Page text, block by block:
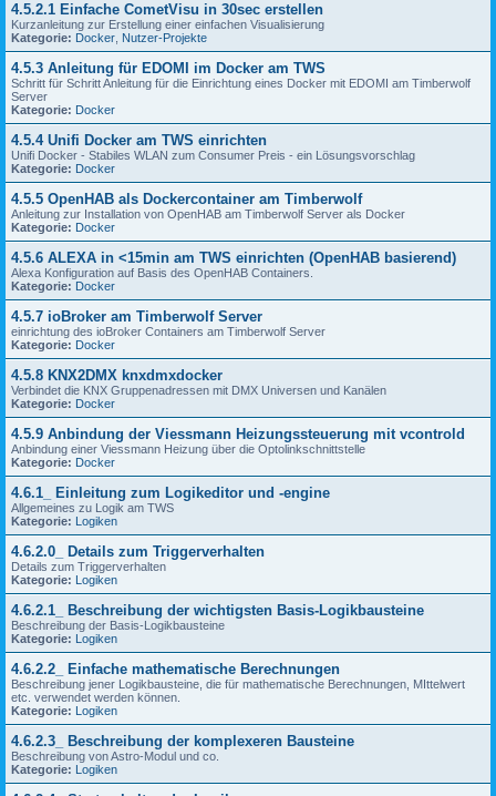
4.5.2.1 Einfache CometVisu in 30sec erstellen
Kurzanleitung zur Erstellung einer einfachen Visualisierung
Kategorie: Docker Nutzer-Projekte
4.5.3 Anleitung für EDOMI im Docker am TWS
Schritt für Schritt Anleitung für die Einrichtung eines Docker mit EDOMI am Timberwolf
Server
Kategorie: Docker
4.5.4 Unifi Docker am TWS einrichten
Unifi Docker - Stabiles WLAN zum Consumer Preis - ein Lösungsvorschlag
Kategorie: Docker
4.5.5 OpenHAB als Dockercontainer am Timberwolf
Anleitung zur Installation von OpenHAB am Timberwolf Server als Docker
Kategorie: Docker
4.5.6 ALEXA in <15min am TWS einrichten (OpenHAB basierend)
Alexa Konfiguration auf Basis des OpenHAB Containers.
Kategorie: Docker
4.5.7 ioBroker am Timberwolf Server
einrichtung des ioBroker Containers am Timberwolf Server
Kategorie: Docker
4.5.8 KNX2DMX knxdmxdocker
Verbindet die KNX Gruppenadressen mit DMX Universen und Kanälen
Kategorie: Docker
4.5.9 Anbindung der Viessmann Heizungssteuerung mit vcontrold
Anbindung einer Viessmann Heizung über die Optolinkschnittstelle
Kategorie: Docker
4.6.1_ Einleitung zum Logikeditor und -engine
Allgemeines zu Logik am TWS
Kategorie: Logiken
4.6.2.0_ Details zum Triggerverhalten
Details zum Triggerverhalten
Kategorie: Logiken
4.6.2.1_ Beschreibung der wichtigsten Basis-Logikbausteine
Beschreibung der Basis-Logikbausteine
Kategorie: Logiken
4.6.2.2_ Einfache mathematische Berechnungen
Beschreibung jener Logikbausteine, die für mathematische Berechnungen, MIttelwert
etc. verwendet werden können.
Kategorie: Logiken
4.6.2.3_ Beschreibung der komplexeren Bausteine
Beschreibung von Astro-Modul und co.
Kategorie: Logiken